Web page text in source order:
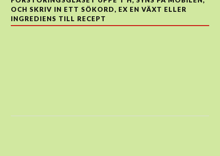
OCH SKRIV IN ETT SÖKORD, EX EN VÄXT ELLER
INGREDIENS TILL RECEPT